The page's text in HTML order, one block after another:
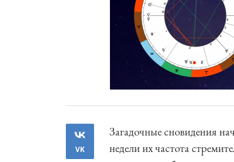
VK
Загадочные сновидения
недели их частота